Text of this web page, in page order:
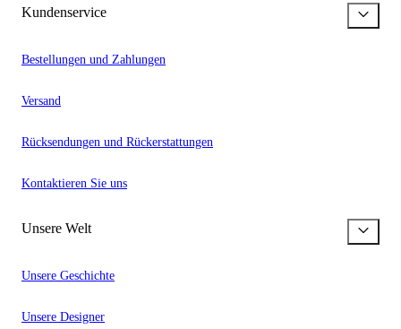
Kundenservice
Bestellungen und Zahlungen
Versand
Rücksendungen und Rückerstattungen
Kontaktieren Sie uns
Unsere Welt
Unsere Geschichte
Unsere Designer